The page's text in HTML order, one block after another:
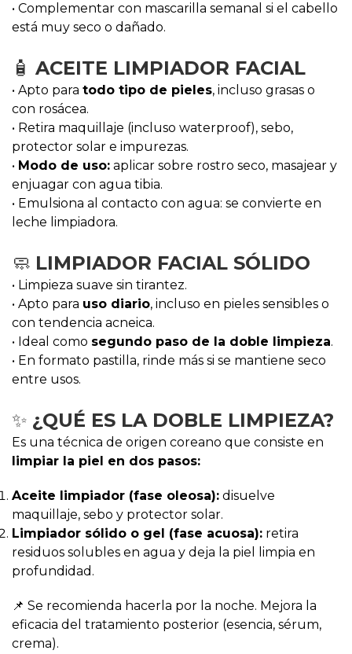
• Complementar con mascarilla semanal si el cabello
está muy seco o dañado.
🧴 ACEITE LIMPIADOR FACIAL
• Apto para todo tipo de pieles, incluso grasas o
con rosácea.
• Retira maquillaje (incluso waterproof), sebo,
protector solar e impurezas.
• Modo de uso: aplicar sobre rostro seco, masajear y
enjuagar con agua tibia.
• Emulsiona al contacto con agua: se convierte en
leche limpiadora.
🧼 LIMPIADOR FACIAL SÓLIDO
• Limpieza suave sin tirantez.
• Apto para uso diario, incluso en pieles sensibles o
con tendencia acneica.
• Ideal como segundo paso de la doble limpieza.
• En formato pastilla, rinde más si se mantiene seco
entre usos.
✨ ¿QUÉ ES LA DOBLE LIMPIEZA?
Es una técnica de origen coreano que consiste en
limpiar la piel en dos pasos:
Aceite limpiador (fase oleosa): disuelve
maquillaje, sebo y protector solar.
Limpiador sólido o gel (fase acuosa): retira
residuos solubles en agua y deja la piel limpia en
profundidad.
📌 Se recomienda hacerla por la noche. Mejora la
eficacia del tratamiento posterior (esencia, sérum,
crema).